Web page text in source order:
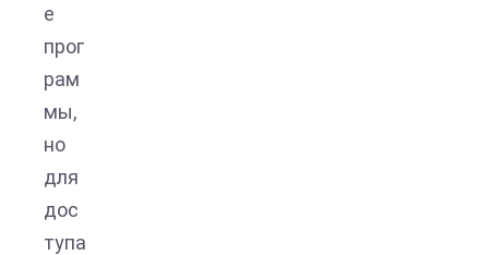
е
прог
рам
мы,
но
для
дос
тупа